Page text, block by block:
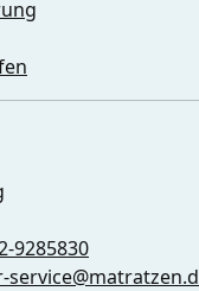
9285830